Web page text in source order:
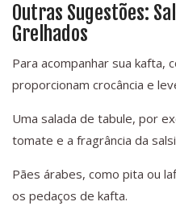
Outras Sugestões:
Grelhados
Para acompanhar sua kafta,
proporcionam crocância e
Uma salada de tabule, por
tomate e a fragrância da
Pães árabes, como pita ou
os pedaços de kafta.